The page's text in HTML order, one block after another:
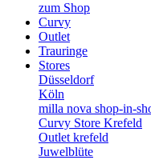
zum Shop
Curvy
Outlet
Trauringe
Stores
Düsseldorf
Köln
milla nova shop-in-
Curvy Store Krefeld
Outlet krefeld
Juwelblüte